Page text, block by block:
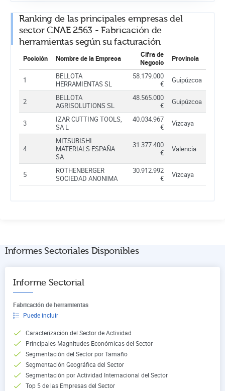
Ranking de las principales empresas del
sector CNAE 2563 - Fabricación de
herramientas según su facturación
Posición Nombre de la Empresa
Cifra de
Negocio
Provincia
1
BELLOTA
HERRAMIENTAS SL
58.179.000
€
Guipúzcoa
2
BELLOTA
AGRISOLUTIONS SL
48.565.000
€
Guipúzcoa
3
IZAR CUTTING TOOLS,
SA L
40.034.967
€
Vizcaya
4
MITSUBISHI
MATERIALS ESPAÑA
SA
31.377.400
€
Valencia
5
ROTHENBERGER
SOCIEDAD ANONIMA
30.912.992
€
Vizcaya
Informes Sectoriales Disponibles
Informe Sectorial
Fabricación de herramientas
Puede incluir
Caracterización del Sector de Actividad
Principales Magnitudes Económicas del Sector
Segmentación del Sector por Tamaño
Segmentación Geográfica del Sector
Segmentación por Actividad Internacional del Sector
Top 5 de las Empresas del Sector